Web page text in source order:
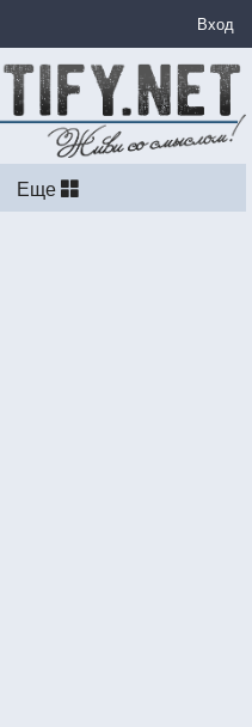
Вход
Еще